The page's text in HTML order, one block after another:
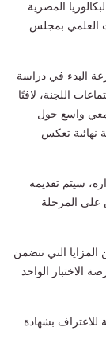
المصرية
العلمي بمجلس
البدء في دراسة
اللجنة، لافتًا
واسع حول
نهائية تعكس
سيتم تقديمه
على المرحلة
التي تتضمن
الاختبار الواحد
بشهادة